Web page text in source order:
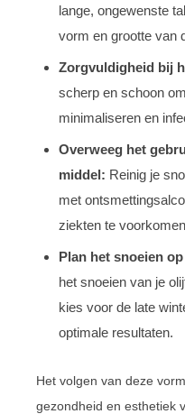
lange, ongewenste
vorm en grootte van
Zorgvuldigheid bij
scherp en schoon
minimaliseren en
Overweeg het
middel: Reinig je
met
ziekten te
Plan het snoeien
het snoeien van je
kies voor de late
optimale resultaten.
Het volgen van deze
gezondheid en esthetiek